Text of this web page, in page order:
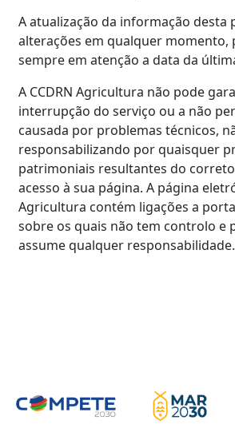
A atualização da informação desta
alterações em qualquer momento,
sempre em atenção a data da
A CCDRN Agricultura não pode
interrupção do serviço ou a não
causada por problemas técnicos,
responsabilizando por quaisquer
patrimoniais resultantes do
acesso à sua página. A página
Agricultura contém ligações a
sobre os quais não tem controlo e
assume qualquer responsabilidade.